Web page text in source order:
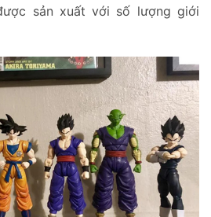
sản xuất với số lượng giới